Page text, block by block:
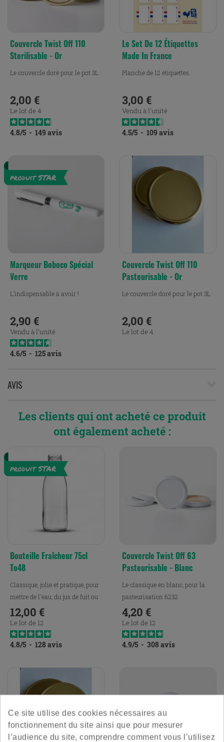
Couvercle Twist Off 110
Sterilisable - Or
Le couvercle doré pour le pot 3L
Prix
2,00 €
Le lot de 4
4.8/5 - 149 avis
Le Set De 12 Étiquettes
Made In France
Planche de 12 étiquettes.
Prix
3,00 €
Vendu à l'unité
4.5/5 - 109 avis
Marqueur Boboco Spécial
Verre
L'indispensable à avoir !
Prix
2,90 €
Vendu à l'unité
4.6/5 - 125avis
Couvercle Twist Off 110
Pasteurisable - Or
Le couvercle doré pour le pot 3L
Prix
2,00 €
Le lot de 4
AVIS
Les clients qui ont acheté ce produit
ont également acheté :
Bouteille Fraîcheur 75cl
To48
Classique, jolie et pratique, pour
mettre de l'eau, du jus de fuit ou
du lait.
Prix
12,00 €
Le lot de 12
4.8/5 - 128 avis
Couvercle Twist Off 63
Pasteurisable - Blanc
Le classique en blanc, pour la
pasteurisation 6232
Prix
4,20 €
Le lot de 12
4.9/5 - 308 avis
Ce site utilise des cookies nécessaires au
fonctionnement du site ainsi que pour mesurer
l’audience du site, comprendre comment vous l’utilisez